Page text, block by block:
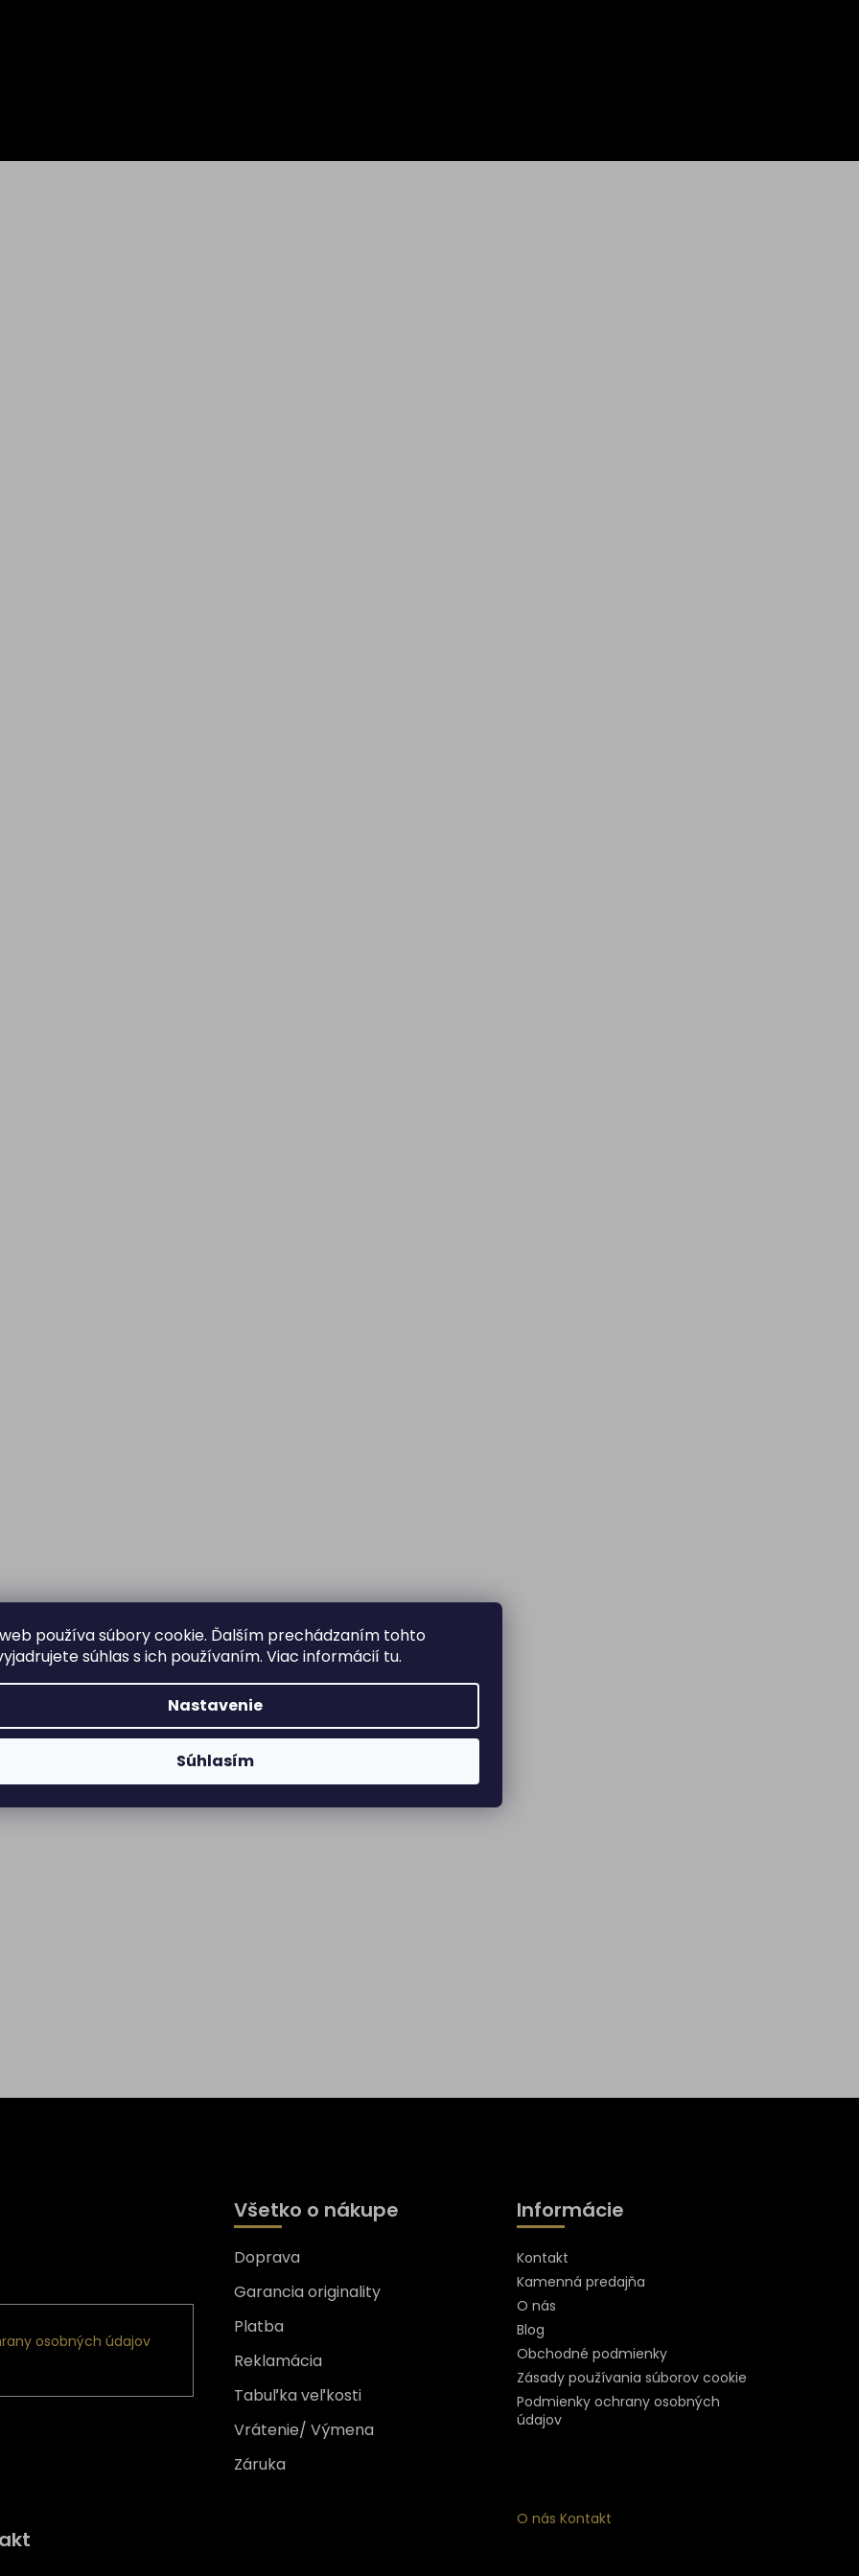
používa súbory cookie. Ďalším prechádzaním tohto
súhlas s ich používaním. Viac informácií tu.
Nastavenie
Súhlasím
osobných údajov
Všetko o nákupe
Doprava
Garancia originality
Platba
Reklamácia
Tabuľka veľkosti
Vrátenie/ Výmena
Záruka
Informácie
Kontakt
Kamenná predajňa
O nás
Blog
Obchodné podmienky
Zásady používania súborov cookie
Podmienky ochrany osobných
údajov
O nás Kontakt